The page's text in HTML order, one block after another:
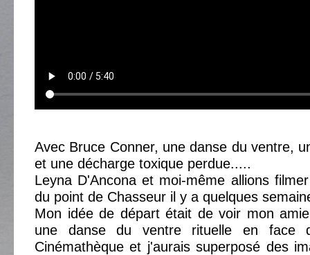
Avec Bruce Conner, une danse du ventre,
et une décharge toxique perdue.....
Leyna D'Ancona et moi-même allions
du point de Chasseur il y a quelques
Mon idée de départ était de voir mon
une danse du ventre rituelle en face
Cinémathèque et j'aurais superposé des